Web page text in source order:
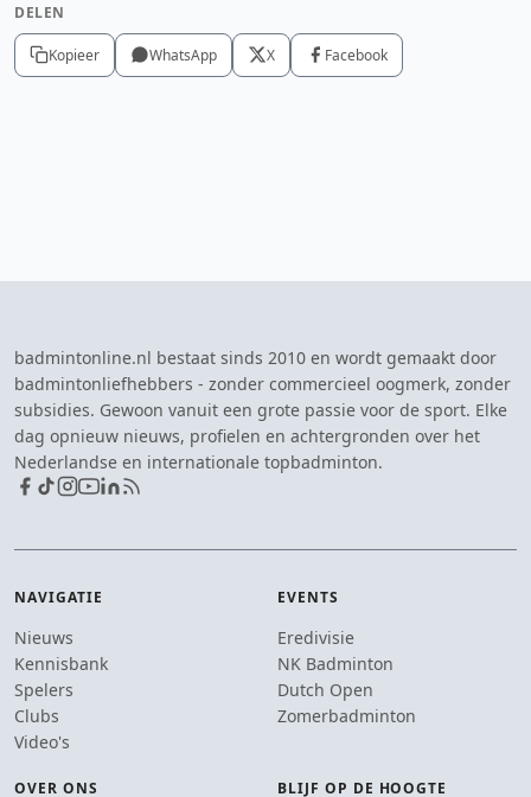
DELEN
Kopieer WhatsApp X Facebook
badmintonline.nl bestaat sinds 2010 en wordt gemaakt door
badmintonliefhebbers - zonder commercieel oogmerk, zonder
subsidies. Gewoon vanuit een grote passie voor de sport. Elke
dag opnieuw nieuws, profielen en achtergronden over het
Nederlandse en internationale topbadminton.
NAVIGATIE
Nieuws
Kennisbank
Spelers
Clubs
Video's
EVENTS
Eredivisie
NK Badminton
Dutch Open
Zomerbadminton
OVER ONS BLIJF OP DE HOOGTE